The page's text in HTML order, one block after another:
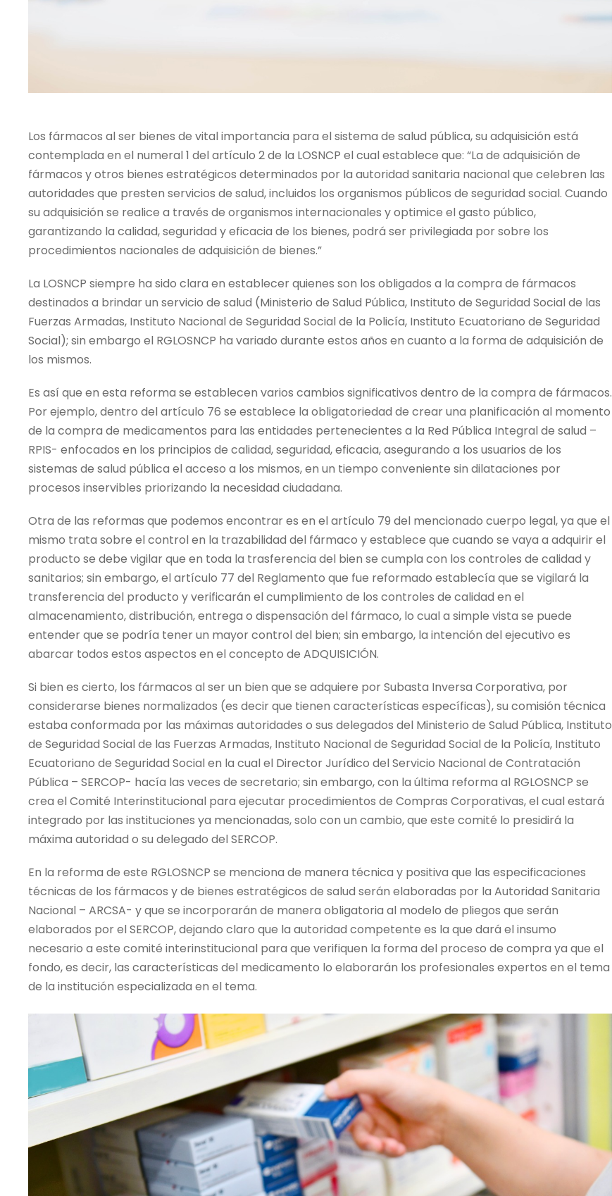
Los fármacos al ser bienes de vital importancia para el sistema de salud pública, su adquisición está
contemplada en el numeral 1 del artículo 2 de la LOSNCP el cual establece que: “La de adquisición de
fármacos y otros bienes estratégicos determinados por la autoridad sanitaria nacional que celebren las
autoridades que presten servicios de salud, incluidos los organismos públicos de seguridad social. Cuando
su adquisición se realice a través de organismos internacionales y optimice el gasto público,
garantizando la calidad, seguridad y eficacia de los bienes, podrá ser privilegiada por sobre los
procedimientos nacionales de adquisición de bienes.”
La LOSNCP siempre ha sido clara en establecer quienes son los obligados a la compra de fármacos
destinados a brindar un servicio de salud (Ministerio de Salud Pública, Instituto de Seguridad Social de las
Fuerzas Armadas, Instituto Nacional de Seguridad Social de la Policía, Instituto Ecuatoriano de Seguridad
Social); sin embargo el RGLOSNCP ha variado durante estos años en cuanto a la forma de adquisición de
los mismos.
Es así que en esta reforma se establecen varios cambios significativos dentro de la compra de fármacos.
Por ejemplo, dentro del artículo 76 se establece la obligatoriedad de crear una planificación al momento
de la compra de medicamentos para las entidades pertenecientes a la Red Pública Integral de salud –
RPIS- enfocados en los principios de calidad, seguridad, eficacia, asegurando a los usuarios de los
sistemas de salud pública el acceso a los mismos, en un tiempo conveniente sin dilataciones por
procesos inservibles priorizando la necesidad ciudadana.
Otra de las reformas que podemos encontrar es en el artículo 79 del mencionado cuerpo legal, ya que el
mismo trata sobre el control en la trazabilidad del fármaco y establece que cuando se vaya a adquirir el
producto se debe vigilar que en toda la trasferencia del bien se cumpla con los controles de calidad y
sanitarios; sin embargo, el artículo 77 del Reglamento que fue reformado establecía que se vigilará la
transferencia del producto y verificarán el cumplimiento de los controles de calidad en el
almacenamiento, distribución, entrega o dispensación del fármaco, lo cual a simple vista se puede
entender que se podría tener un mayor control del bien; sin embargo, la intención del ejecutivo es
abarcar todos estos aspectos en el concepto de ADQUISICIÓN.
Si bien es cierto, los fármacos al ser un bien que se adquiere por Subasta Inversa Corporativa, por
considerarse bienes normalizados (es decir que tienen características específicas), su comisión técnica
estaba conformada por las máximas autoridades o sus delegados del Ministerio de Salud Pública, Instituto
de Seguridad Social de las Fuerzas Armadas, Instituto Nacional de Seguridad Social de la Policía, Instituto
Ecuatoriano de Seguridad Social en la cual el Director Jurídico del Servicio Nacional de Contratación
Pública – SERCOP- hacía las veces de secretario; sin embargo, con la última reforma al RGLOSNCP se
crea el Comité Interinstitucional para ejecutar procedimientos de Compras Corporativas, el cual estará
integrado por las instituciones ya mencionadas, solo con un cambio, que este comité lo presidirá la
máxima autoridad o su delegado del SERCOP.
En la reforma de este RGLOSNCP se menciona de manera técnica y positiva que las especificaciones
técnicas de los fármacos y de bienes estratégicos de salud serán elaboradas por la Autoridad Sanitaria
Nacional – ARCSA- y que se incorporarán de manera obligatoria al modelo de pliegos que serán
elaborados por el SERCOP, dejando claro que la autoridad competente es la que dará el insumo
necesario a este comité interinstitucional para que verifiquen la forma del proceso de compra ya que el
fondo, es decir, las características del medicamento lo elaborarán los profesionales expertos en el tema
de la institución especializada en el tema.